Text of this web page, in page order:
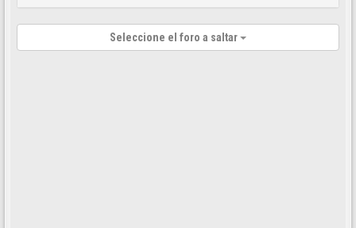
Seleccione el foro a saltar